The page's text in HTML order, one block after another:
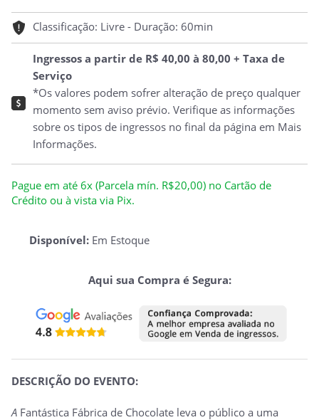
Classificação: Livre - Duração: 60min
Ingressos a partir de R$ 40,00 à 80,00 + Taxa de
Serviço
*Os valores podem sofrer alteração de preço qualquer
momento sem aviso prévio. Verifique as informações
sobre os tipos de ingressos no final da página em Mais
Informações.
Pague em até 6x (Parcela mín. R$20,00) no Cartão de
Crédito ou à vista via Pix.
Disponível: Em Estoque
Aqui sua Compra é Segura:
DESCRIÇÃO DO EVENTO:
A Fantástica Fábrica de Chocolate leva o público a uma